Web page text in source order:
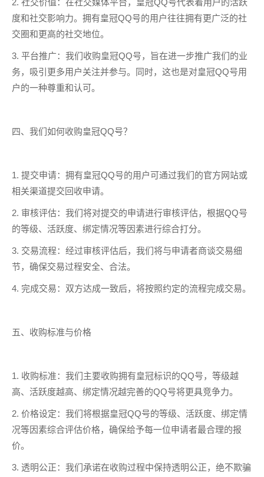
2. 社交价值：在社交媒体平台，皇冠QQ号代表着用户的活跃
度和社交影响力。拥有皇冠QQ号的用户往往拥有更广泛的社
交圈和更高的社交地位。
3. 平台推广：我们收购皇冠QQ号，旨在进一步推广我们的业
务，吸引更多用户关注并参与。同时，这也是对皇冠QQ号用
户的一种尊重和认可。
四、我们如何收购皇冠QQ号？
1. 提交申请：拥有皇冠QQ号的用户可通过我们的官方网站或
相关渠道提交回收申请。
2. 审核评估：我们将对提交的申请进行审核评估，根据QQ号
的等级、活跃度、绑定情况等因素进行综合打分。
3. 交易流程：经过审核评估后，我们将与申请者商谈交易细
节，确保交易过程安全、合法。
4. 完成交易：双方达成一致后，将按照约定的流程完成交易。
五、收购标准与价格
1. 收购标准：我们主要收购拥有皇冠标识的QQ号，等级越
高、活跃度越高、绑定情况越完善的QQ号将更具竞争力。
2. 价格设定：我们将根据皇冠QQ号的等级、活跃度、绑定情
况等因素综合评估价格，确保给予每一位申请者最合理的报
价。
3. 透明公正：我们承诺在收购过程中保持透明公正，绝不欺骗